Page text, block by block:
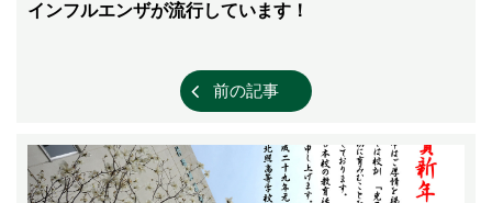
インフルエンザが流行しています！
前の記事